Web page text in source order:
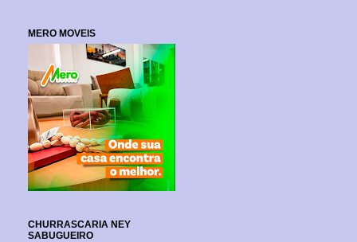
MERO MOVEIS
CHURRASCARIA NEY
SABUGUEIRO